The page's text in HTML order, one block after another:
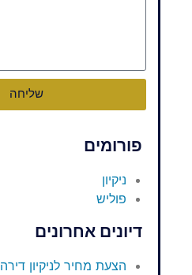
שליחה
פורומים
ניקיון
פוליש
דיונים אחרונים
הצעת מחיר לניקיון דירה